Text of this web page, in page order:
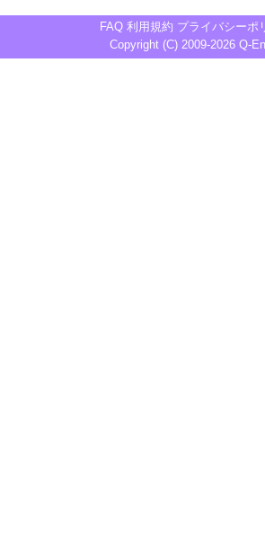
FAQ 利用規約 プライバシーポ
Copyright (C) 2009-2026 Q-